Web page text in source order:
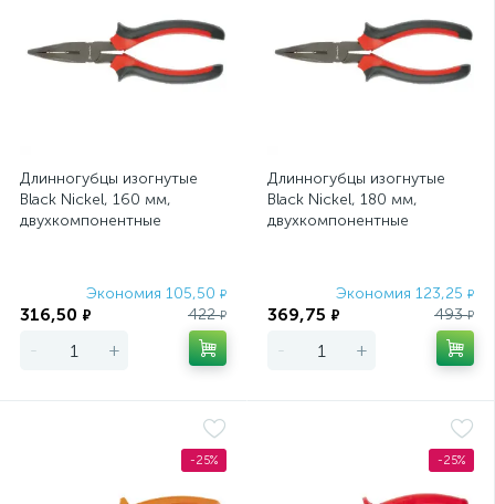
Длинногубцы изогнутые
Black Nickel, 160 мм,
двухкомпонентные
Экономия 105,50 ₽
316,50 ₽ 422₽
- +
Длинногубцы изогнутые
Black Nickel, 180 мм,
двухкомпонентные
Экономия 123,25 ₽
369,75 ₽ 493₽
- +
-25% -25%